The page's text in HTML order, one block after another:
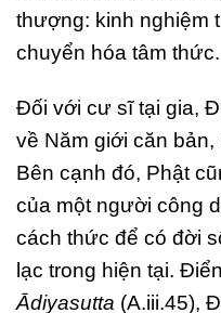
thượng: kinh nghiệm
chuyển hóa tâm thức.
Đối với cư sĩ tại gia,
về Năm giới căn
Bên cạnh đó, Phật
của một người công
cách thức để có đời
lạc trong hiện tại.
Ādiyasutta (A.iii.45),